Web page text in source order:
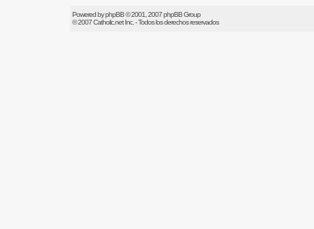
Powered byphpBB© 2001, 2007 phpBB Group
© 2007Catholic.netInc. - Todos los derechos reservados